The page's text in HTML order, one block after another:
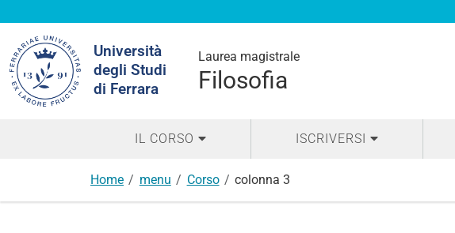
Università
degli Studi
di Ferrara
Laurea magistrale
Filosofia
nel
sito
IL CORSO ISCRIVERSI
Home menu Corso colonna 3